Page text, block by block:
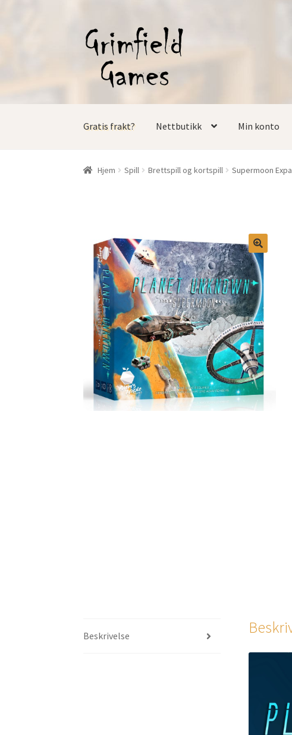
Hopp
til
navigasjon
Hopp
til
innhold
Gratis frakt? Nettbutikk Min konto
Hjem Spill Brettspill og kortspill Supermoon
Beskrivelse